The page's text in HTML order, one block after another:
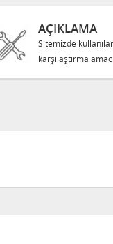
AÇIKLAMA
Sitemizde
karşılaştırma